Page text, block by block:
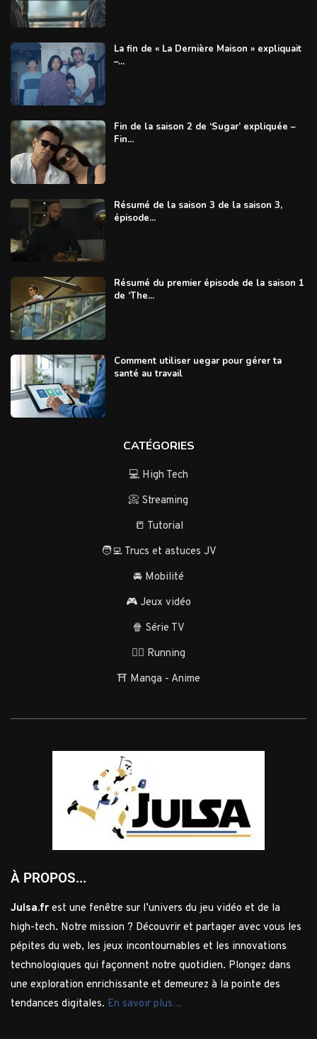
La fin de « La Dernière Maison » expliquait
–...
Fin de la saison 2 de ‘Sugar’ expliquée –
Fin...
Résumé de la saison 3 de la saison 3,
épisode...
Résumé du premier épisode de la saison 1
de ‘The...
Comment utiliser uegar pour gérer ta
santé au travail
CATÉGORIES
💻 High Tech
📀 Streaming
📒 Tutorial
🧑‍💻 Trucs et astuces JV
🚘 Mobilité
🎮 Jeux vidéo
🍿 Série TV
🏃‍♂️ Running
⛩️ Manga - Anime
À PROPOS...
Julsa.fr est une fenêtre sur l’univers du jeu vidéo et de la
high-tech. Notre mission ? Découvrir et partager avec vous les
pépites du web, les jeux incontournables et les innovations
technologiques qui façonnent notre quotidien. Plongez dans
une exploration enrichissante et demeurez à la pointe des
tendances digitales. En savoir plus…